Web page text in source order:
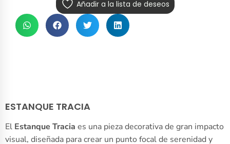
Añadir a la lista de deseos
ESTANQUE TRACIA
El Estanque Tracia es una pieza decorativa de gran impacto
visual, diseñada para crear un punto focal de serenidad y